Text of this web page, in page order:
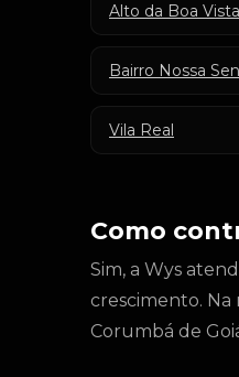
Alto da Boa Vista
Bairro Nossa
Vila Real
Como
Sim, a Wys
crescimento. Na
Corumbá de